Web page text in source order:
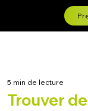
Trouver
5 min de lecture